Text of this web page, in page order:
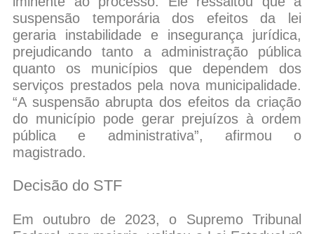
suspensão temporária dos efeitos da lei
geraria instabilidade e insegurança jurídica,
prejudicando tanto a administração pública
quanto os municípios que dependem dos
serviços prestados pela nova municipalidade.
“A suspensão abrupta dos efeitos da criação
do município pode gerar prejuízos à ordem
pública e administrativa”, afirmou o
magistrado.
Decisão do STF
Em outubro de 2023, o Supremo Tribunal